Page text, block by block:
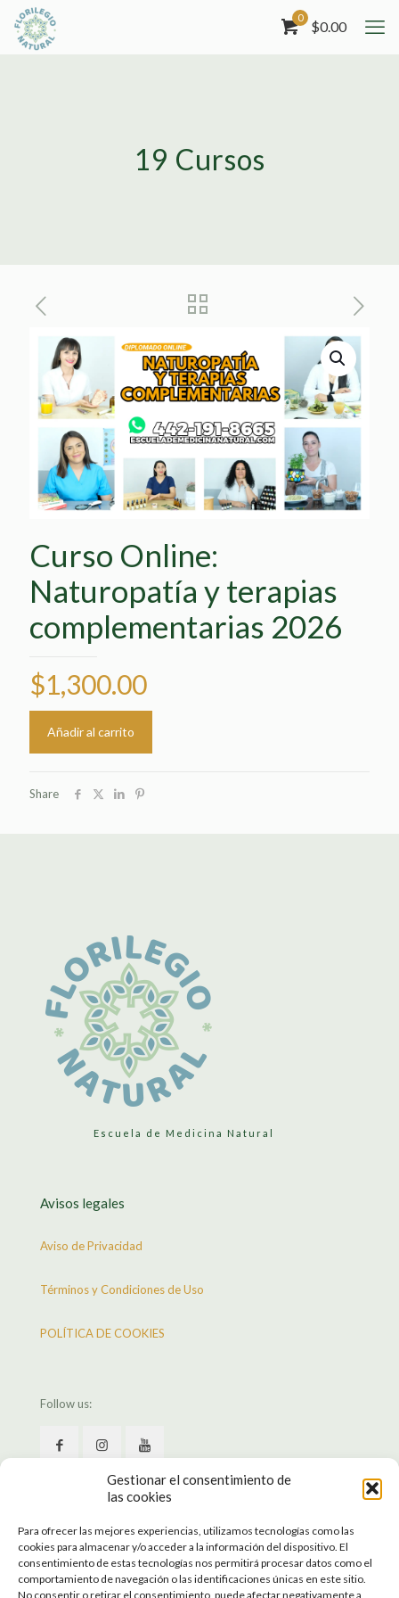
Gestionar el consentimiento de
las cookies
Para ofrecer las mejores experiencias, utilizamos tecnologías como las
cookies para almacenar y/o acceder a la información del dispositivo. El
consentimiento de estas tecnologías nos permitirá procesar datos como el
comportamiento de navegación o las identificaciones únicas en este sitio.
No consentir o retirar el consentimiento, puede afectar negativamente a
0
$0.00
19 Cursos
Curso Online:
Naturopatía y terapias
complementarias 2026
$1,300.00
Añadir al carrito
Share
Escuela de Medicina Natural
Avisos legales
Aviso de Privacidad
Términos y Condiciones de Uso
POLÍTICA DE COOKIES
Follow us: